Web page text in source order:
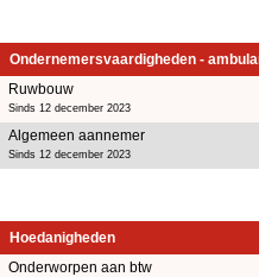
Ondernemersvaardigheden -
Ruwbouw
Sinds 12 december 2023
Algemeen aannemer
Sinds 12 december 2023
Hoedanigheden
Onderworpen aan btw